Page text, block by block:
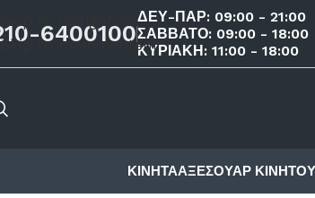
Skip to main content
6400100
ΔΕΥ-ΠΑΡ: 09:00 - 21:00
ΣΑΒΒΑΤΟ: 09:00 - 18:00
ΚΥΡΙΑΚΗ: 11:00 - 18:00
ΚΙΝΗΤΑΑΞΕΣΟΥΑΡ ΚΙΝΗΤΟΥ